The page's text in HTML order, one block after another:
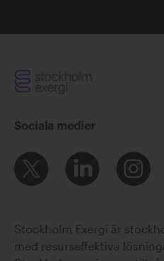
Sociala medier
Stockholm Exergi är
med resurseffektiva